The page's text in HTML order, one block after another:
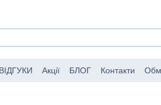
ВІДГУКИ Акції БЛОГ Контакти